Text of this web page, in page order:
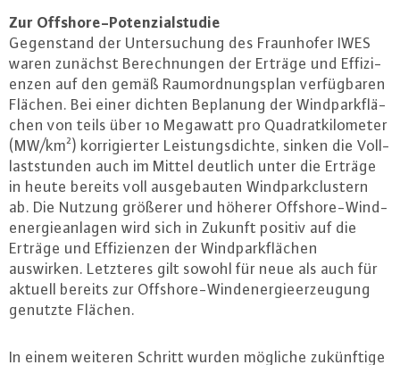
Zur Off­shore-Po­ten­zi­al­stu­die
Ge­gen­stand der Un­ter­su­chung des Fraun­ho­fer IWES
waren zunächst Be­rech­nun­gen der Erträge und Ef­fi­zi­
en­zen auf den gemäß Raum­ord­nungs­plan ver­füg­ba­ren
Flächen. Bei einer dichten Beplanung der Wind­park­flä­
chen von teils über 10 Megawatt pro Qua­drat­ki­lo­me­ter
(MW/km²) kor­ri­gier­ter Leis­tungs­dich­te, sinken die Voll­
last­stun­den auch im Mittel deutlich unter die Erträge
in heute bereits voll aus­ge­bau­ten Wind­park­clus­tern
ab. Die Nutzung größerer und höherer Off­shore-Wind­
ener­gie­an­la­gen wird sich in Zukunft positiv auf die
Erträge und Ef­fi­zi­en­zen der Wind­park­flä­chen
auswirken. Letzteres gilt sowohl für neue als auch für
aktuell bereits zur Off­shore-Wind­ener­gie­er­zeu­gung
genutzte Flächen.
In einem weiteren Schritt wurden mögliche zu­künf­ti­ge